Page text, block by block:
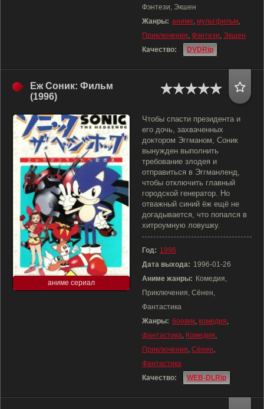
Фэнтези, Экшен
Жанры: аниме, мультфильм,
Приключения, Фэнтези, Экшен
Качество:
DVDRip
Еж Соник: Фильм
(1996)
аниме сериал
Чтобы спасти президента и
его дочь, захваченных
доктором Эггманом, Соник
вынужден выполнить
требование злодея и
отправиться в Эггманленд,
чтобы отключить главный
городской генератор. Но
отважный синий ёж ещё не
догадывается, что попался в
хитроумную ловушку.
Год: 1996
Дата выхода: 1996-01-26
Аниме жанры: Комедия,
Приключения, Сёнен,
Фантастика
Жанры: боевик, комедия,
фантастика, Комедия,
Приключения, Сёнен,
Фантастика
Качество:
WEB-DLRip